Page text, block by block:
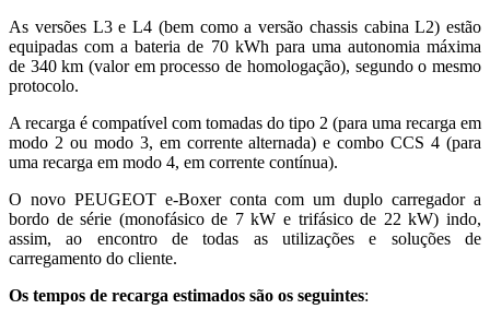
As versões L3 e L4 (bem como a versão chassis cabina L2) estão
equipadas com a bateria de 70 kWh para uma autonomia máxima
de 340 km (valor em processo de homologação), segundo o mesmo
protocolo.
A recarga é compatível com tomadas do tipo 2 (para uma recarga em
modo 2 ou modo 3, em corrente alternada) e combo CCS 4 (para
uma recarga em modo 4, em corrente contínua).
O novo PEUGEOT e-Boxer conta com um duplo carregador a
bordo de série (monofásico de 7 kW e trifásico de 22 kW) indo,
assim, ao encontro de todas as utilizações e soluções de
carregamento do cliente.
Os tempos de recarga estimados são os seguintes: